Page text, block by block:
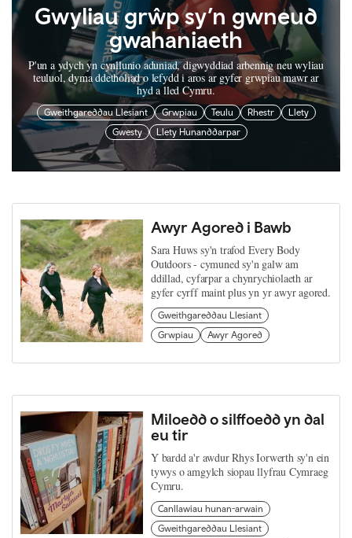
Gwyliau grŵp sy’n gwneud
gwahaniaeth
P'un a ydych yn cynllunio aduniad, digwyddiad arbennig neu wyliau
teuluol, dyma ddetholiad o lefydd i aros ar gyfer grwpiau mawr ar
hyd a lled Cymru.
Gweithgareddau Llesiant Grwpiau Teulu Rhestr
Llety
Gwesty
Llety Hunanddarpar
Awyr Agored i Bawb
Sara Huws sy'n trafod Every Body
Outdoors - cymuned sy'n galw am
ddillad, cyfarpar a chynrychiolaeth ar
gyfer cyrff maint plus yn yr awyr agored.
Gweithgareddau Llesiant
Grwpiau
Awyr Agored
Miloedd o silffoedd yn dal
eu tir
Y bardd a'r awdur Rhys Iorwerth sy'n ein
tywys o amgylch siopau llyfrau Cymraeg
Cymru.
Canllawiau hunan-arwain
Gweithgareddau Llesiant